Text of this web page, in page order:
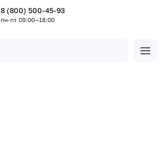
8 (800) 500-45-93
пн-пт 09:00—18:00